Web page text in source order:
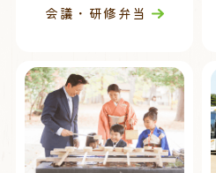
会議・研修弁当